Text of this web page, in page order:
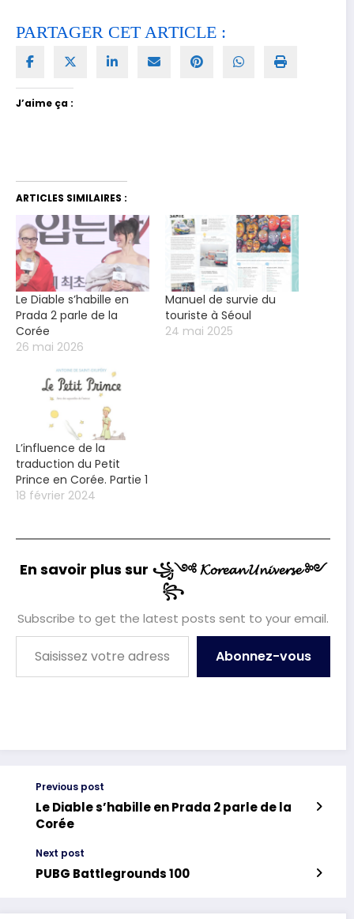
PARTAGER CET ARTICLE :
J’aime ça :
ARTICLES SIMILAIRES :
Le Diable s’habille en
Prada 2 parle de la
Corée
26 mai 2026
Manuel de survie du
touriste à Séoul
24 mai 2025
L’influence de la
traduction du Petit
Prince en Corée. Partie 1
18 février 2024
En savoir plus sur ꧁༺ 𝓚𝓸𝓻𝓮𝓪𝓷 𝓤𝓷𝓲𝓿𝓮𝓻𝓼𝓮 ༻
꧂
Subscribe to get the latest posts sent to your email.
Saisissez votre adresse e-mail…
Abonnez-vous
Previous post
Le Diable s’habille en Prada 2 parle de la
Corée
Next post
PUBG Battlegrounds 100